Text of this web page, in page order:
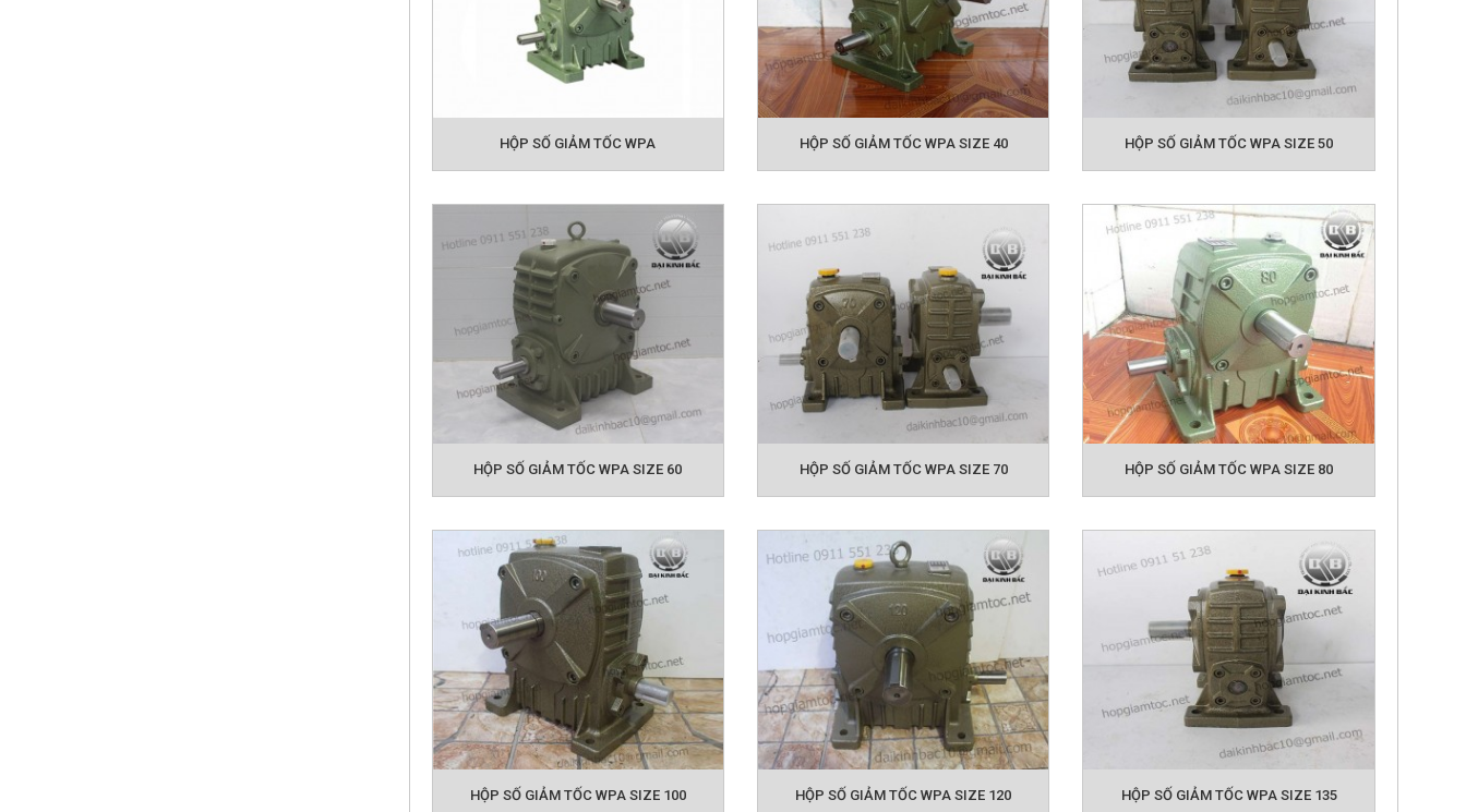
Ưu điểm của hộp giảm tốc trục vít bánh vít: là vỏ gang nên bền trong các môi trường tải nặng, có tính năng
tự hãm cao, kiểu lắp đa dạng từ đứng, úp, mặt loa, ghép 2 hộp số, 2 cốt vào, 2 cốt ra.
HỘP SỐ GIẢM TỐC WPA HỘP SỐ GIẢM TỐC WPA SIZE 40 HỘP SỐ GIẢM TỐC WPA SIZE 50
HỘP SỐ GIẢM TỐC WPA SIZE 60 HỘP SỐ GIẢM TỐC WPA SIZE 70 HỘP SỐ GIẢM TỐC WPA SIZE 80
HỘP SỐ GIẢM TỐC WPA SIZE 100 HỘP SỐ GIẢM TỐC WPA SIZE 120 HỘP SỐ GIẢM TỐC WPA SIZE 135